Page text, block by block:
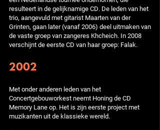
resulteert in de gelijknamige CD. De leden van het
trio, aangevuld met gitarist Maarten van der
Grinten, gaan later (vanaf 2006) deel uitmaken van
de vaste groep van zangeres Khcheich. In 2008
verschijnt de eerste CD van haar groep: Falak.
2002
Met onder anderen leden van het
Concertgebouworkest neemt Honing de CD
Memory Lane op. Het is zijn eerste project met
muzikanten uit de klassieke wereld.